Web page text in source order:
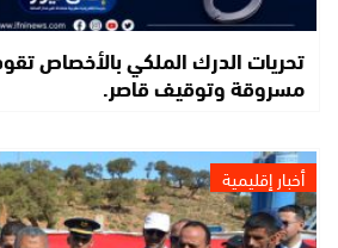
تحريات الدرك الملكي بالأخصاص
مسروقة وتوقيف قاصر.
أخبار إقليمية